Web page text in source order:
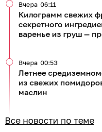
Килограмм свежих
секретного
варенье из груш —
Вчера 06:11
Летнее
из свежих
маслин
Вчера 00:53
Все новости по теме